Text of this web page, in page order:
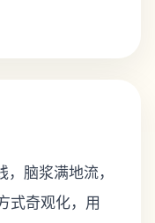
脑浆满地流，
式奇观化，用